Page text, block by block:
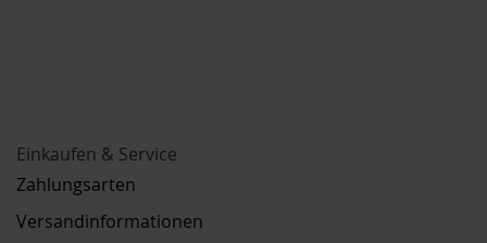
Einkaufen & Service
Zahlungsarten
Versandinformationen